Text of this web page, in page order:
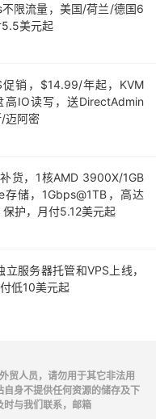
限流量，美国/荷兰/德国6
美元起
促销，$14.99/年起，KVM
高IO读写，送DirectAdmin
迈阿密
货，1核AMD 3900X/1GB
存储，1Gbps@1TB，高达
护，月付5.12美元起
服务器托管和VPS上线，
低10美元起
贸人员，请勿用于其它非法用
身不提供任何资源的储存及下
时与我们联系，邮箱